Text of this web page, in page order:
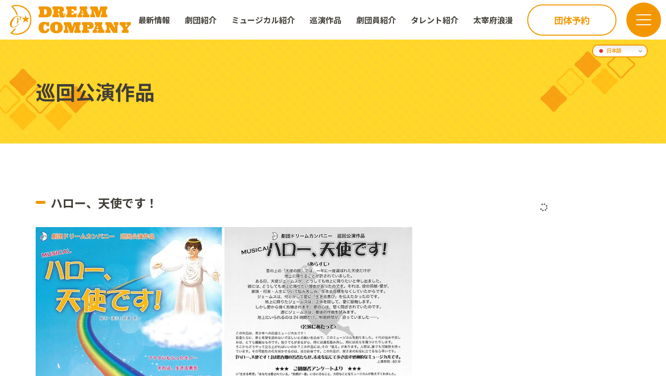
最新情報 劇団紹介 ミュージカル紹介 巡演作品 劇団員紹介 タレント紹介 太宰府浪漫
日本語
団体予約
巡回公演作品
ハロー、天使です！